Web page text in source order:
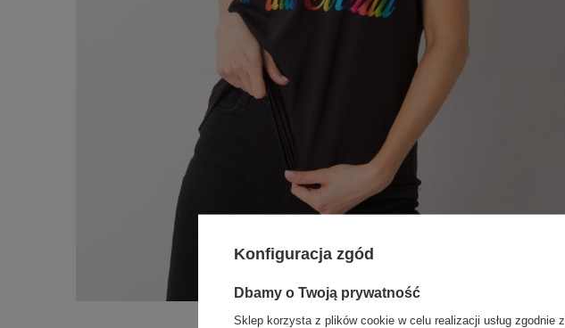
Konfiguracja zgód
Dbamy o Twoją prywatność
Sklep korzysta z plików cookie w celu realizacji usług zgodnie z